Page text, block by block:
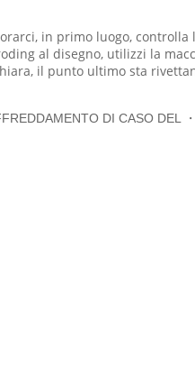
in primo luogo, controlla
al disegno, utilizzi la
il punto ultimo sta
DI CASO DEL